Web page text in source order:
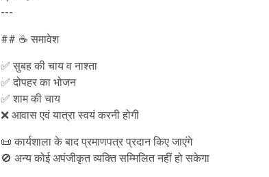
---
## ☕ समावेश
✅ सुबह की चाय व नाश्ता
✅ दोपहर का भोजन
✅ शाम की चाय
❌ आवास एवं यात्रा स्वयं करनी होगी
📜 कार्यशाला के बाद प्रमाणपत्र प्रदान किए जाएंगे
🚫 अन्य कोई अपंजीकृत व्यक्ति सम्मिलित नहीं हो सकेगा